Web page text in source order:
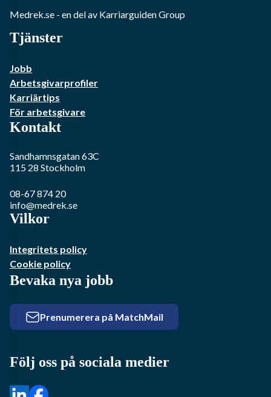
Medrek.se - en del av Karriarguiden Group
Tjänster
Jobb
Arbetsgivarprofiler
Karriärtips
För arbetsgivare
Kontakt
Sandhamnsgatan 63C
115 28 Stockholm
08-67 874 20
info@medrek.se
Vilkor
Integritets policy
Cookie policy
Bevaka nya jobb
Prenumerera på MatchMail
Följ oss på sociala medier